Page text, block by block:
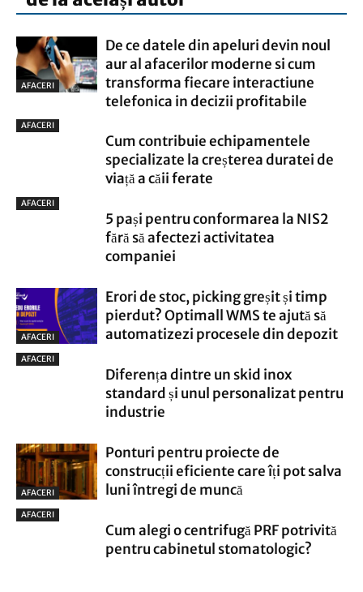
AFACERI
De ce datele din apeluri devin noul
aur al afacerilor moderne si cum
transforma fiecare interactiune
telefonica in decizii profitabile
AFACERI
Cum contribuie echipamentele
specializate la creșterea duratei de
viață a căii ferate
AFACERI
5 pași pentru conformarea la NIS2
fără să afectezi activitatea
companiei
AFACERI
Erori de stoc, picking greșit și timp
pierdut? Optimall WMS te ajută să
automatizezi procesele din depozit
AFACERI
Diferența dintre un skid inox
standard și unul personalizat pentru
industrie
AFACERI
Ponturi pentru proiecte de
construcții eficiente care îți pot salva
luni întregi de muncă
AFACERI
Cum alegi o centrifugă PRF potrivită
pentru cabinetul stomatologic?